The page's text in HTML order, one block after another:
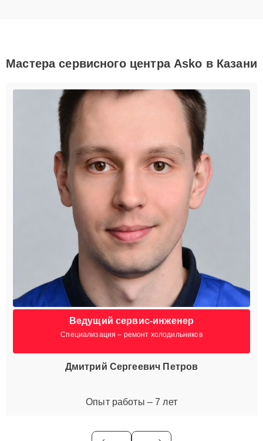
Мастера сервисного центра Asko в Казани
Ведущий сервис-инженер
Специализация – ремонт холодильников
Дмитрий Сергеевич Петров
Опыт работы – 7 лет